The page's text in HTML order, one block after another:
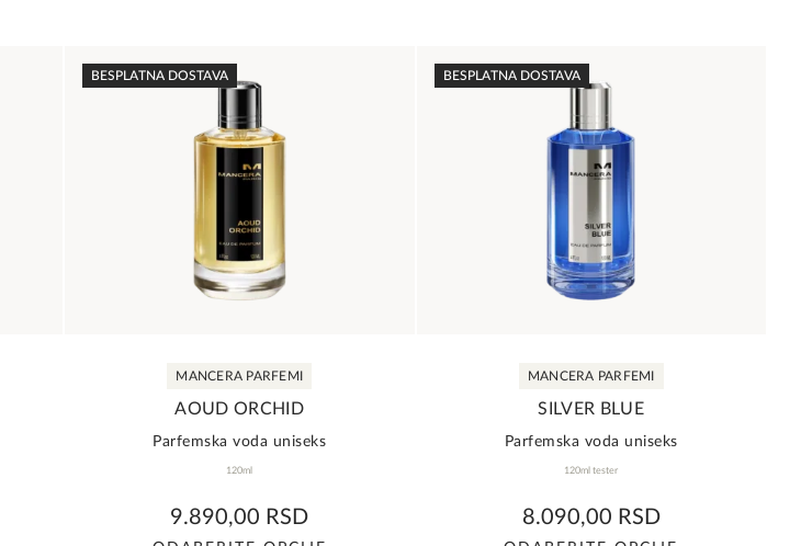
varijanti.
izabrane
na
stranici
varijanti.
mogu
biti
izabrane
na
stranici
BESPLATNA DOSTAVA
MANCERA PARFEMI
AOUD ORCHID
Parfemska voda uniseks
120ml
rating
9.890,00 RSD
BESPLATNA DOSTAVA
MANCERA PARFEMI
SILVER BLUE
Parfemska voda uniseks
120ml tester
rating
8.090,00 RSD